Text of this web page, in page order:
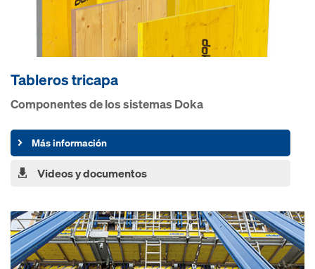
Tableros tricapa
Componentes de los sistemas Doka
Más información
Videos y documentos